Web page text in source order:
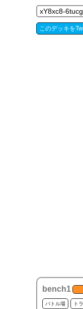
このデッキを
bench1
バトル場 ト